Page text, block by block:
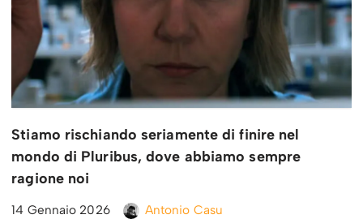
Stiamo rischiando seriamente di finire nel
mondo di Pluribus, dove abbiamo sempre
ragione noi
14 Gennaio 2026 Antonio Casu